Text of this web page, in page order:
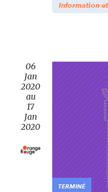
Information
06
Jan
2020
au
17
Jan
2020
TERMINÉ